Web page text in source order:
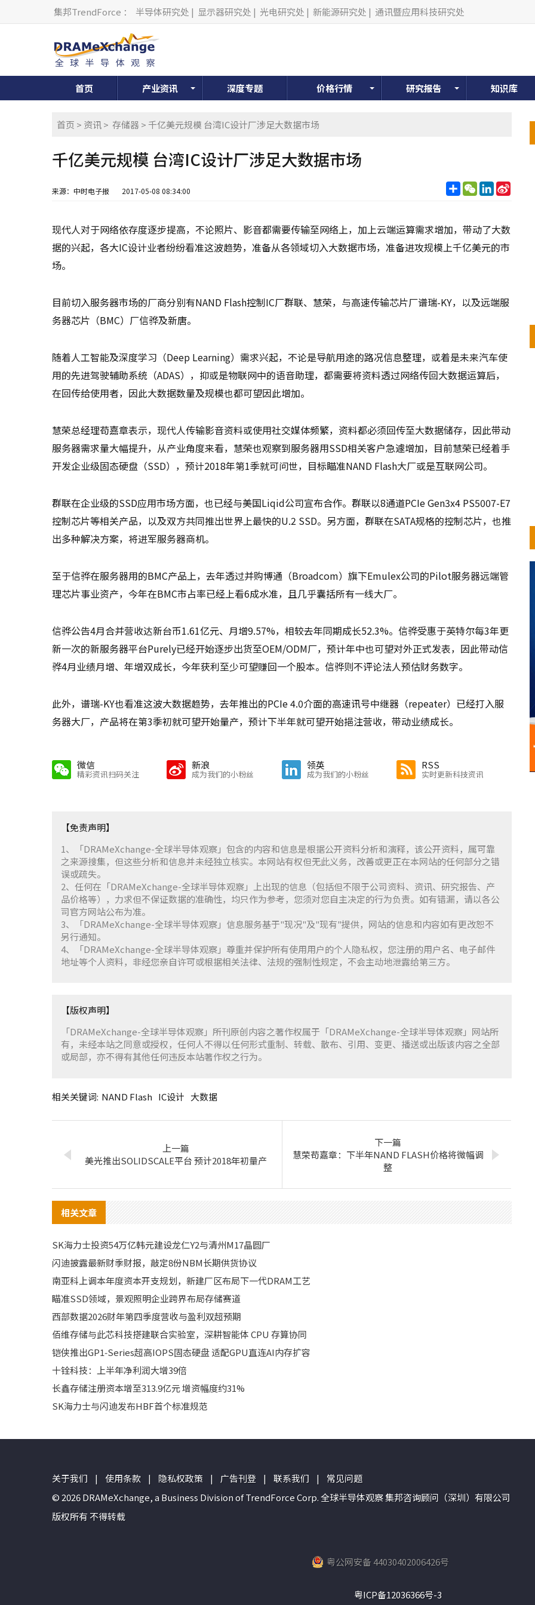
集邦TrendForce ： 半导体研究处 | 显示器研究处 | 光电研究处 | 新能源研究处 | 通讯暨应用科技研究处
首页 产业资讯 深度专题 价格行情 研究报告 知识库
首页 > 资讯> 存储器> 千亿美元规模 台湾IC设计厂涉足大数据市场
千亿美元规模 台湾IC设计厂涉足大数据市场
来源：中时电子报 2017-05-08 08:34:00 分
享
WeChatLinkedIn
Sina
现代人对于网络依存度逐步提高，不论照片、影音都需要传输至网络上，加上云端运算需求增加，带动了大数
据的兴起，各大IC设计业者纷纷看准这波趋势，准备从各领域切入大数据市场，准备进攻规模上千亿美元的市
场。
目前切入服务器市场的厂商分别有NAND Flash控制IC厂群联、慧荣，与高速传输芯片厂谱瑞-KY，以及远端服
务器芯片（BMC）厂信骅及新唐。
随着人工智能及深度学习（Deep Learning）需求兴起，不论是导航用途的路况信息整理，或着是未来汽车使
用的先进驾驶辅助系统（ADAS），抑或是物联网中的语音助理，都需要将资料透过网络传回大数据运算后，
在回传给使用者，因此大数据数量及规模也都可望因此增加。
慧荣总经理苟嘉章表示，现代人传输影音资料或使用社交媒体频繁，资料都必须回传至大数据储存，因此带动
服务器需求量大幅提升，从产业角度来看，慧荣也观察到服务器用SSD相关客户急遽增加，目前慧荣已经着手
开发企业级固态硬盘（SSD），预计2018年第1季就可问世，目标瞄准NAND Flash大厂或是互联网公司。
群联在企业级的SSD应用市场方面，也已经与美国Liqid公司宣布合作。群联以8通道PCIe Gen3x4 PS5007-E7
控制芯片等相关产品，以及双方共同推出世界上最快的U.2 SSD。另方面，群联在SATA规格的控制芯片，也推
出多种解决方案，将进军服务器商机。
至于信骅在服务器用的BMC产品上，去年透过并购博通（Broadcom）旗下Emulex公司的Pilot服务器远端管
理芯片事业资产，今年在BMC市占率已经上看6成水准，且几乎囊括所有一线大厂。
信骅公告4月合并营收达新台币1.61亿元、月增9.57%，相较去年同期成长52.3%。信骅受惠于英特尔每3年更
新一次的新服务器平台Purely已经开始逐步出货至OEM/ODM厂，预计年中也可望对外正式发表，因此带动信
骅4月业绩月增、年增双成长，今年获利至少可望赚回一个股本。信骅则不评论法人预估财务数字。
此外，谱瑞-KY也看准这波大数据趋势，去年推出的PCIe 4.0介面的高速讯号中继器（repeater）已经打入服
务器大厂，产品将在第3季初就可望开始量产，预计下半年就可望开始挹注营收，带动业绩成长。
微信
精彩资讯扫码关注
新浪
成为我们的小粉丝
领英
成为我们的小粉丝
RSS
实时更新科技资讯
【免责声明】
1、「DRAMeXchange-全球半导体观察」包含的内容和信息是根据公开资料分析和演释，该公开资料，属可靠
之来源搜集，但这些分析和信息并未经独立核实。本网站有权但无此义务，改善或更正在本网站的任何部分之错
误或疏失。
2、任何在「DRAMeXchange-全球半导体观察」上出现的信息（包括但不限于公司资料、资讯、研究报告、产
品价格等），力求但不保证数据的准确性，均只作为参考，您须对您自主决定的行为负责。如有错漏，请以各公
司官方网站公布为准。
3、「DRAMeXchange-全球半导体观察」信息服务基于"现况"及"现有"提供，网站的信息和内容如有更改恕不
另行通知。
4、「DRAMeXchange-全球半导体观察」尊重并保护所有使用用户的个人隐私权，您注册的用户名、电子邮件
地址等个人资料，非经您亲自许可或根据相关法律、法规的强制性规定，不会主动地泄露给第三方。
【版权声明】
「DRAMeXchange-全球半导体观察」所刊原创内容之著作权属于「DRAMeXchange-全球半导体观察」网站所
有，未经本站之同意或授权，任何人不得以任何形式重制、转载、散布、引用、变更、播送或出版该内容之全部
或局部，亦不得有其他任何违反本站著作权之行为。
相关关键词: NAND Flash IC设计 大数据
上一篇
美光推出SOLIDSCALE平台 预计2018年初量产
下一篇
慧荣苟嘉章：下半年NAND FLASH价格将微幅调
整
相关文章
SK海力士投资54万亿韩元建设龙仁Y2与清州M17晶圆厂
闪迪披露最新财季财报，敲定8份NBM长期供货协议
南亚科上调本年度资本开支规划，新建厂区布局下一代DRAM工艺
瞄准SSD领域，景观照明企业跨界布局存储赛道
西部数据2026财年第四季度营收与盈利双超预期
佰维存储与此芯科技搭建联合实验室，深耕智能体 CPU 存算协同
铠侠推出GP1‑Series超高IOPS固态硬盘 适配GPU直连AI内存扩容
十铨科技：上半年净利润大增39倍
长鑫存储注册资本增至313.9亿元 增资幅度约31%
SK海力士与闪迪发布HBF首个标准规范
关于我们 | 使用条款 | 隐私权政策 | 广告刊登 | 联系我们 |
常见问题
© 2026 DRAMeXchange, a Business Division of TrendForce Corp. 全球半导体观察 集邦咨询顾问（深圳）有限公司
版权所有 不得转载
粤公网安备 44030402006426号
粤ICP备12036366号-3